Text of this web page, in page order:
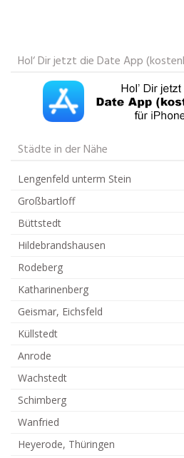
Hol‘ Dir jetzt die Date App
Städte in der Nähe
Lengenfeld unterm Stein
Großbartloff
Büttstedt
Hildebrandshausen
Rodeberg
Katharinenberg
Geismar, Eichsfeld
Küllstedt
Anrode
Wachstedt
Schimberg
Wanfried
Heyerode, Thüringen